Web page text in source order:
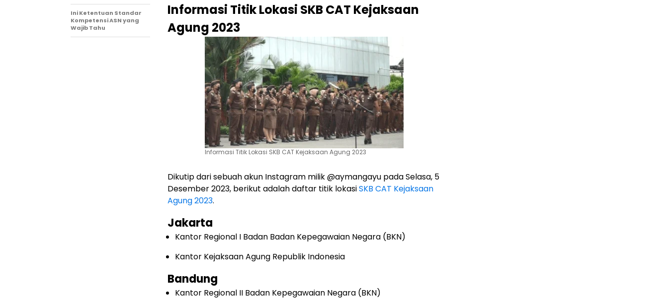
Informasi Titik Lokasi SKB CAT Kejaksaan
Agung 2023
Informasi Titik Lokasi SKB CAT Kejaksaan Agung 2023
Dikutip dari sebuah akun Instagram milik @aymangayu pada Selasa, 5
Desember 2023, berikut adalah daftar titik lokasiSKB CAT Kejaksaan
Agung 2023.
Jakarta
Kantor Regional I Badan Badan Kepegawaian Negara (BKN)
Kantor Kejaksaan Agung Republik Indonesia
Bandung
Kantor Regional II Badan Kepegawaian Negara (BKN)
Ini Ketentuan Standar
Kompetensi ASN yang
Wajib Tahu